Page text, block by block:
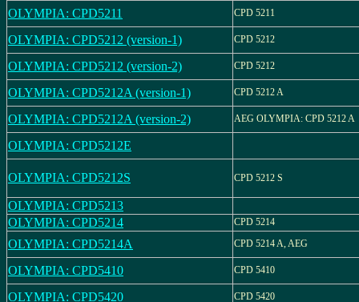
OLYMPIA: CPD5211 CPD 5211
OLYMPIA: CPD5212 (version-1) CPD 5212
OLYMPIA: CPD5212 (version-2) CPD 5212
OLYMPIA: CPD5212A (version-1) CPD 5212 A
OLYMPIA: CPD5212A (version-2) AEG OLYMPIA: CPD 5212 A
OLYMPIA: CPD5212E
OLYMPIA: CPD5212S CPD 5212 S
OLYMPIA: CPD5213
OLYMPIA: CPD5214
CPD 5214
OLYMPIA: CPD5214A CPD 5214 A, AEG
OLYMPIA: CPD5410 CPD 5410
OLYMPIA: CPD5420 CPD 5420